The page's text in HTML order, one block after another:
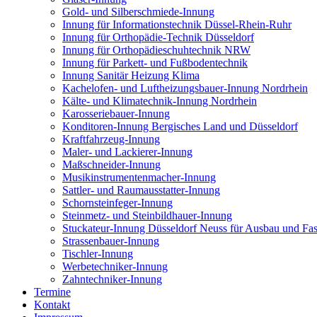
Gold- und Silberschmiede-Innung
Innung für Informationstechnik Düssel-Rhein-Ruhr
Innung für Orthopädie-Technik Düsseldorf
Innung für Orthopädieschuhtechnik NRW
Innung für Parkett- und Fußbodentechnik
Innung Sanitär Heizung Klima
Kachelofen- und Luftheizungsbauer-Innung Nordrhein
Kälte- und Klimatechnik-Innung Nordrhein
Karosseriebauer-Innung
Konditoren-Innung Bergisches Land und Düsseldorf
Kraftfahrzeug-Innung
Maler- und Lackierer-Innung
Maßschneider-Innung
Musikinstrumentenmacher-Innung
Sattler- und Raumausstatter-Innung
Schornsteinfeger-Innung
Steinmetz- und Steinbildhauer-Innung
Stuckateur-Innung Düsseldorf Neuss für Ausbau und
Strassenbauer-Innung
Tischler-Innung
Werbetechniker-Innung
Zahntechniker-Innung
Termine
Kontakt